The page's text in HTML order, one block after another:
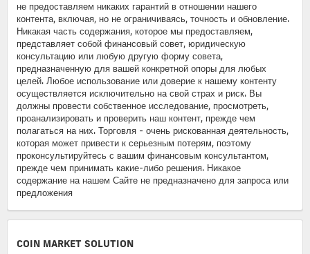
не предоставляем никаких гарантий в отношении нашего
контента, включая, но не ограничиваясь, точность и обновление.
Никакая часть содержания, которое мы предоставляем,
представляет собой финансовый совет, юридическую
консультацию или любую другую форму совета,
предназначенную для вашей конкретной опоры для любых
целей. Любое использование или доверие к нашему контенту
осуществляется исключительно на свой страх и риск. Вы
должны провести собственное исследование, просмотреть,
проанализировать и проверить наш контент, прежде чем
полагаться на них. Торговля - очень рискованная деятельность,
которая может привести к серьезным потерям, поэтому
проконсультируйтесь с вашим финансовым консультантом,
прежде чем принимать какие-либо решения. Никакое
содержание на нашем Сайте не предназначено для запроса или
предложения
COIN MARKET SOLUTION